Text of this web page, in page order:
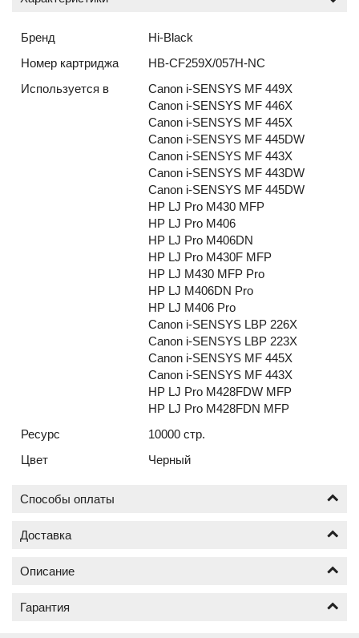
Бренд
Hi-Black
Номер картриджа
HB-CF259X/057H-NC
Используется в
Canon i-SENSYS MF 449X
Canon i-SENSYS MF 446X
Canon i-SENSYS MF 445X
Canon i-SENSYS MF 445DW
Canon i-SENSYS MF 443X
Canon i-SENSYS MF 443DW
Canon i-SENSYS MF 445DW
HP LJ Pro M430 MFP
HP LJ Pro M406
HP LJ Pro M406DN
HP LJ Pro M430F MFP
HP LJ M430 MFP Pro
HP LJ M406DN Pro
HP LJ M406 Pro
Canon i-SENSYS LBP 226X
Canon i-SENSYS LBP 223X
Canon i-SENSYS MF 445X
Canon i-SENSYS MF 443X
HP LJ Pro M428FDW MFP
HP LJ Pro M428FDN MFP
Ресурс
10000 стр.
Цвет
Черный
Способы оплаты
Оплата по безналичному расчёту (счёт с НДС)
Доставка
Доставка новых картриджей по Москве осуществляется
Москва в пределах МКАД от 400 руб.;
Описание
Почему картриджи бренда Hi-Black
Гарантия